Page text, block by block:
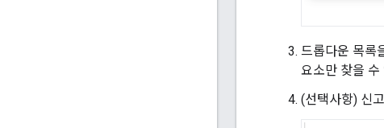
드롭다운 목록
요소만 찾을 수
(선택사항) 신